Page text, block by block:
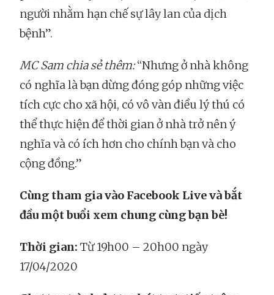
người nhằm hạn chế sự lây lan của dịch
bệnh”.
MC Sam chia sẻ thêm:“Nhưng ở nhà không
có nghĩa là bạn dừng đóng góp những việc
tích cực cho xã hội, có vô vàn điều lý thú có
thể thực hiện để thời gian ở nhà trở nên ý
nghĩa và có ích hơn cho chính bạn và cho
cộng đồng.”
Cùng tham gia vào Facebook Live và bắt
đầu một buổi xem chung cùng bạn bè!
Thời gian: Từ 19h00 – 20h00 ngày
17/04/2020